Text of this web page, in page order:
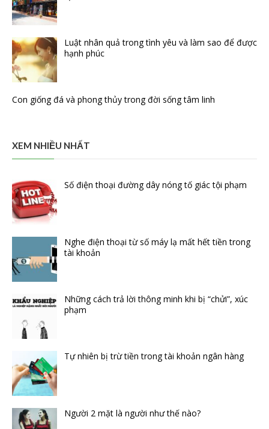
Luật nhân quả trong tình yêu và làm sao để được
hạnh phúc
Con giống đá và phong thủy trong đời sống tâm linh
XEM NHIỀU NHẤT
Số điện thoại đường dây nóng tố giác tội phạm
Nghe điện thoại từ số máy lạ mất hết tiền trong
tài khoản
Những cách trả lời thông minh khi bị “chửi”, xúc
phạm
Tự nhiên bị trừ tiền trong tài khoản ngân hàng
Người 2 mặt là người như thế nào?